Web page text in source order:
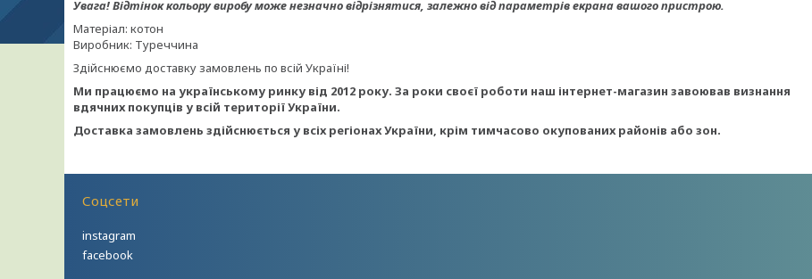
Увага!Відтінок кольору виробу може незначно відрізнятися, залежно від параметрів екрана вашого пристрою.
Матеріал: котон
Виробник: Туреччина
Здійснюємо доставку замовлень по всій Україні!
Ми працюємо на українському ринку від 2012 року. За роки своєї роботи наш інтернет-магазин завоював визнання
вдячних покупців у всій території України.
Доставка замовлень здійснюється у всіх регіонах України, крім тимчасово окупованих районів або зон.
Соцсети
instagram
facebook